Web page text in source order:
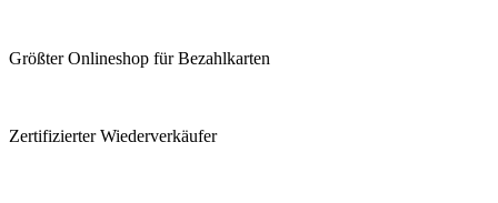
Größter Onlineshop für Bezahlkarten
Zertifizierter Wiederverkäufer